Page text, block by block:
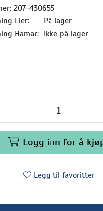
207-430655
Lier:
På lager
Hamar: Ikke på lager
Logg inn for å
Legg til favoritter
og brett